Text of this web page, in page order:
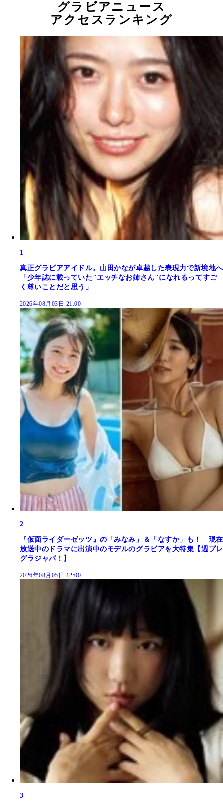
グラビアニュース
アクセスランキング
1
真正グラビアアイドル。山田かなが卓越した表現力で新境地へ
「少年誌に載っていた"エッチなお姉さん"になれるってすご
く尊いことだと思う」
2026年08月03日 21:00
2
『仮面ライダーゼッツ』の「みなみ」＆「なすか」も！ 現在
放送中のドラマに出演中のモデルのグラビアを大特集【週プレ
グラジャパ！】
2026年08月05日 12:00
3